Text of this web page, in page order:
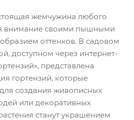
жемчужина любого
внимание своими пышными
оттенков. В садовом
доступном через интернет-
, представлена
гортензий, которые
создания живописных
или декоративных
станут украшением